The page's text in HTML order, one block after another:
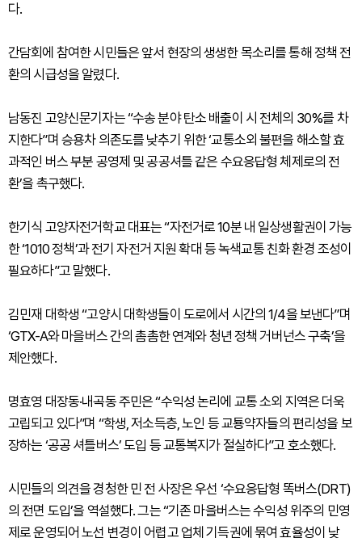
다.
간담회에 참여한 시민들은 앞서 현장의 생생한 목소리를 통해 정책 전
환의 시급성을 알렸다.
남동진 고양신문기자는 “수송 분야 탄소 배출이 시 전체의 30%를 차
지한다”며 승용차 의존도를 낮추기 위한 ‘교통소외 불편을 해소할 효
과적인 버스 부분 공영제 및 공공셔틀 같은 수요응답형 체제로의 전
환’을 촉구했다.
한기식 고양자전거학교 대표는 “자전거로 10분 내 일상생활권이 가능
한 ‘1010 정책’과 전기 자전거 지원 확대 등 녹색교통 친화 환경 조성이
필요하다”고 말했다.
김민재 대학생 “고양시 대학생들이 도로에서 시간의 1/4을 보낸다”며
‘GTX-A와 마을버스 간의 촘촘한 연계와 청년 정책 거버넌스 구축’을
제안했다.
명효영 대장동·내곡동 주민은 “수익성 논리에 교통 소외 지역은 더욱
고립되고 있다”며 “학생, 저소득층, 노인 등 교툥약자들의 편리성을 보
장하는 ‘공공 셔틀버스’ 도입 등 교통복지가 절실하다”고 호소했다.
시민들의 의견을 경청한 민 전 사장은 우선 ‘수요응답형 똑버스(DRT)
의 전면 도입’을 역설했다. 그는 “기존 마을버스는 수익성 위주의 민영
제로 운영되어 노선 변경이 어렵고 업체 기득권에 묶여 효율성이 낮